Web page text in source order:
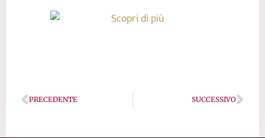
PRECEDENTE SUCCESSIVO